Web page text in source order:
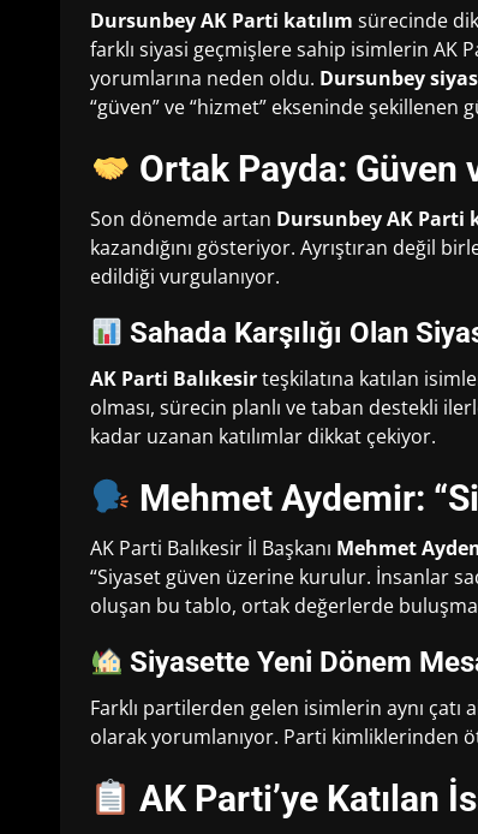
Dursunbey AK Parti katılım sürecinde
farklı siyasi geçmişlere sahip isimlerin AK
yorumlarına neden oldu. Dursunbey
“güven” ve “hizmet” ekseninde
Ortak Payda: Güven
Son dönemde artan Dursunbey AK Parti
kazandığını gösteriyor. Ayrıştıran değil
edildiği vurgulanıyor.
Sahada Karşılığı Olan
AK Parti Balıkesirteşkilatına katılan
olması, sürecin planlı ve taban destekli
kadar uzanan katılımlar dikkat çekiyor.
Mehmet Aydemir:
AK Parti Balıkesir İl Başkanı Mehmet
“Siyaset güven üzerine kurulur. İnsanlar
oluşan bu tablo, ortak değerlerde
Siyasette Yeni Dönem
Farklı partilerden gelen isimlerin aynı çatı
olarak yorumlanıyor. Parti kimliklerinden
AK Parti’ye Katılan